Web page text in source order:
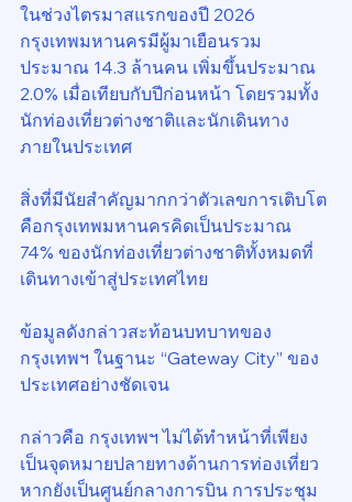
ในช่วงไตรมาสแรกของปี 2026
กรุงเทพมหานครมีผู้มาเยือนรวม
ประมาณ 14.3 ล้านคน เพิ่มขึ้นประมาณ
2.0% เมื่อเทียบกับปีก่อนหน้า โดยรวมทั้ง
นักท่องเที่ยวต่างชาติและนักเดินทาง
ภายในประเทศ
สิ่งที่มีนัยสำคัญมากกว่าตัวเลขการเติบโต
คือกรุงเทพมหานครคิดเป็นประมาณ
74% ของนักท่องเที่ยวต่างชาติทั้งหมดที่
เดินทางเข้าสู่ประเทศไทย
ข้อมูลดังกล่าวสะท้อนบทบาทของ
กรุงเทพฯ ในฐานะ “Gateway City” ของ
ประเทศอย่างชัดเจน
กล่าวคือ กรุงเทพฯ ไม่ได้ทำหน้าที่เพียง
เป็นจุดหมายปลายทางด้านการท่องเที่ยว
หากยังเป็นศูนย์กลางการบิน การประชุม